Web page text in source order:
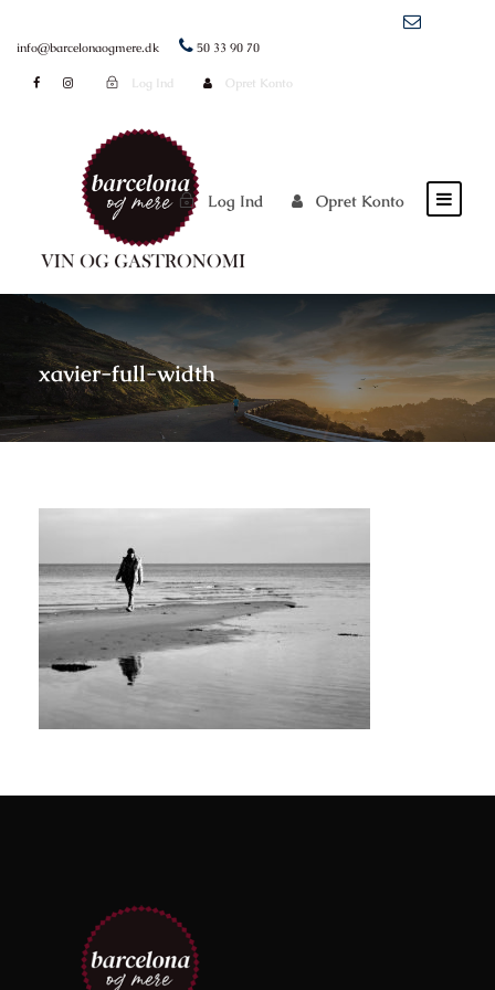
info@barcelonaogmere.dk 50 33 90 70
Log Ind Opret Konto
Log Ind Opret Konto
xavier-full-width